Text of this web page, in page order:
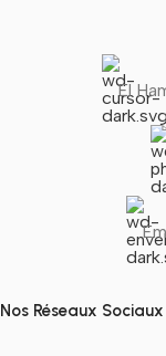
El
Nos Réseaux Sociaux